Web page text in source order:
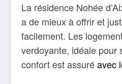
La résidence Nohée
a de mieux à offrir et
facilement. Les
verdoyante, idéale pour
confort est assuréavec